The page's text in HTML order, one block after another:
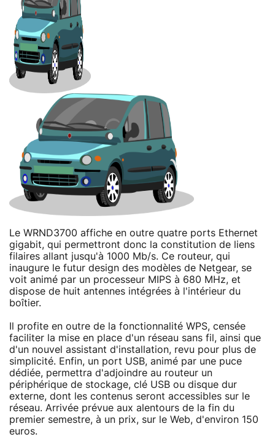
Le WRND3700 affiche en outre quatre ports Ethernet
gigabit, qui permettront donc la constitution de liens
filaires allant jusqu'à 1000 Mb/s. Ce routeur, qui
inaugure le futur design des modèles de Netgear, se
voit animé par un processeur MIPS à 680 MHz, et
dispose de huit antennes intégrées à l'intérieur du
boîtier.
Il profite en outre de la fonctionnalité WPS, censée
faciliter la mise en place d'un réseau sans fil, ainsi que
d'un nouvel assistant d'installation, revu pour plus de
simplicité. Enfin, un port USB, animé par une puce
dédiée, permettra d'adjoindre au routeur un
périphérique de stockage, clé USB ou disque dur
externe, dont les contenus seront accessibles sur le
réseau. Arrivée prévue aux alentours de la fin du
premier semestre, à un prix, sur le Web, d'environ 150
euros.